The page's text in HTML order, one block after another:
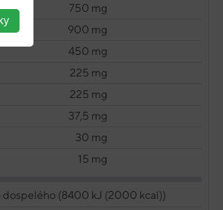
750 mg
900 mg
450 mg
225 mg
225 mg
37,5 mg
30 mg
15 mg
(8400 kJ (2000 kcal))